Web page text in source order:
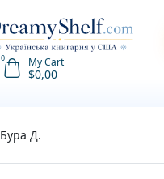
0 My Cart
$0,00
Бура Д.